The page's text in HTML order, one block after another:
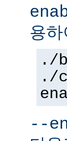
용
./
./
--